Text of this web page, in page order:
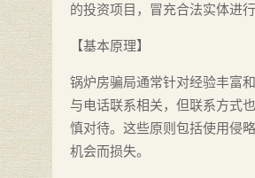
的投资项目，冒充合法实体进行
【基本原理】
锅炉房骗局通常针对经验丰富
与电话联系相关，但联系方式
慎对待。这些原则包括使用侵
机会而损失。